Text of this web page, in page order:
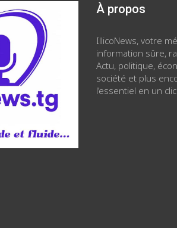
À propos
IllicoNews, votre
information sûre,
Actu, politique,
société et plus
l’essentiel en un clic.